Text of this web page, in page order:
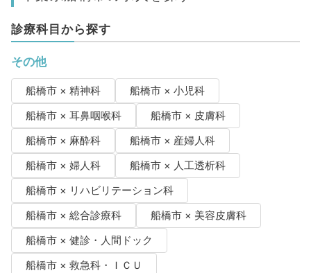
診療科目から探す
その他
船橋市 × 精神科
船橋市 × 小児科
船橋市 × 耳鼻咽喉科
船橋市 × 皮膚科
船橋市 × 麻酔科
船橋市 × 産婦人科
船橋市 × 婦人科
船橋市 × 人工透析科
船橋市 × リハビリテーション科
船橋市 × 総合診療科
船橋市 × 美容皮膚科
船橋市 × 健診・人間ドック
船橋市 × 救急科・ＩＣＵ